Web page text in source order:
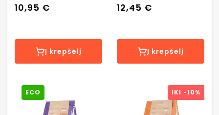
10,95 €
Į krepšelį
0.500 kg.
12,45 €
Į krepšelį
ECO IKI -10%